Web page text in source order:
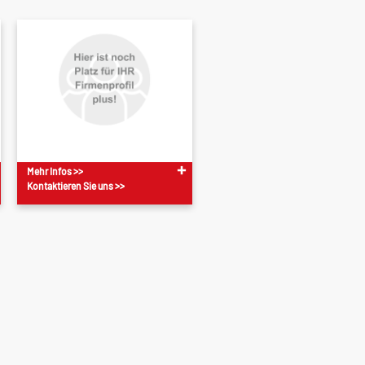
Mehr Infos >>
Kontaktieren Sie uns >>